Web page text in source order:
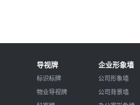
导视牌
标识标牌
物业导视牌
企业形象墙
公司形象墙
公司背景墙